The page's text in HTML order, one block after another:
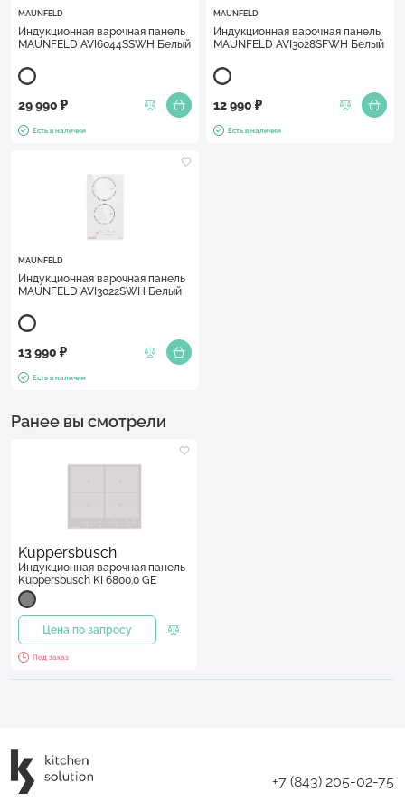
MAUNFELD
Индукционная варочная панель
MAUNFELD AVI6044SSWH Белый
29 990 ₽
Есть в наличии
MAUNFELD
Индукционная варочная панель
MAUNFELD AVI3028SFWH Белый
12 990 ₽
Есть в наличии
MAUNFELD
Индукционная варочная панель
MAUNFELD AVI3022SWH Белый
13 990 ₽
Есть в наличии
Ранее вы смотрели
Kuppersbusch
Индукционная варочная панель
Kuppersbusch KI 6800.0 GE
Цена по запросу
Под заказ
+7 (843) 205-02-75